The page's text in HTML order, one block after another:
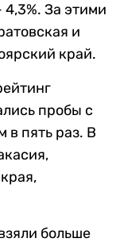
За этими
и
край.
пробы с
пять раз. В
больше